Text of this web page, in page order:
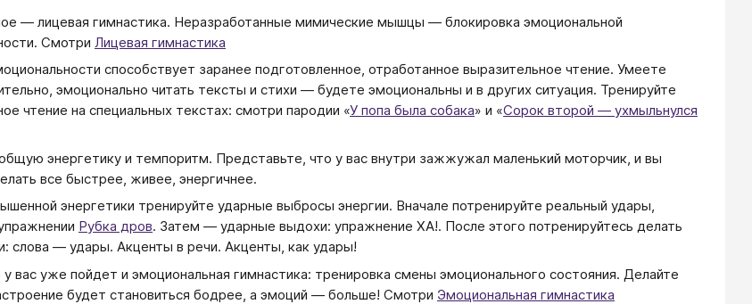
— лицевая гимнастика. Неразработанные мимические мышцы — блокировка эмоциональной
Смотри Лицевая гимнастика
способствует заранее подготовленное, отработанное выразительное чтение. Умеете
эмоционально читать тексты и стихи — будете эмоциональны и в других ситуация. Тренируйте
чтение на специальных текстах: смотри пародии «У попа была собака» и «Сорок второй — ухмыльнулся
энергетику и темпоритм. Представьте, что у вас внутри зажжужал маленький моторчик, и вы
все быстрее, живее, энергичнее.
энергетики тренируйте ударные выбросы энергии. Вначале потренируйте реальный удары,
Рубка дров. Затем — ударные выдохи: упражнение ХА!. После этого потренируйтесь делать
слова — удары. Акценты в речи. Акценты, как удары!
у вас уже пойдет и эмоциональная гимнастика: тренировка смены эмоционального состояния. Делайте
будет становиться бодрее, а эмоций — больше! Смотри Эмоциональная гимнастика